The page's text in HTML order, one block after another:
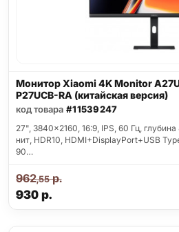
Монитор Xiaomi 4K Monitor
P27UCB-RA (китайская версия)
код товара #11539247
27", 3840x2160, 16:9, IPS, 60 Гц,
нит, HDR10, HDMI+DisplayPort+USB
90…
930р.
962,55р.